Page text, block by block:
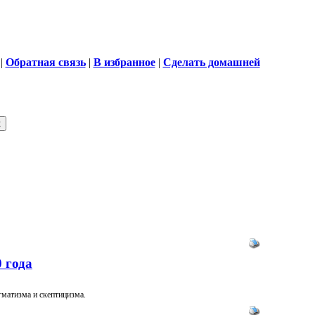
Обратная связь| В избранное| Сделать домашней
года
и скептицизма.